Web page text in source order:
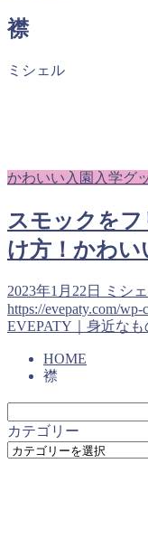
襟
ミシェル
かわいい入園入学グ
スモックを
け方！かわ
2023年1月22日
ミシ
https://evepaty.com/
EVEPATY｜身近な
HOME
襟
カテゴリー
カ